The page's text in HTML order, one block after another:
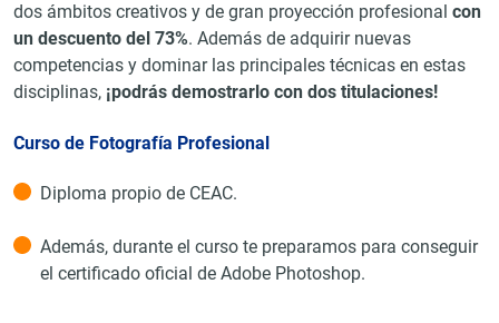
dos ámbitos creativos y de gran proyección profesional con
un descuento del 73%. Además de adquirir nuevas
competencias y dominar las principales técnicas en estas
disciplinas, ¡podrás demostrarlo con dos titulaciones!
Curso de Fotografía Profesional
Diploma propio de CEAC.
Además, durante el curso te preparamos para conseguir
el certificado oficial de Adobe Photoshop.